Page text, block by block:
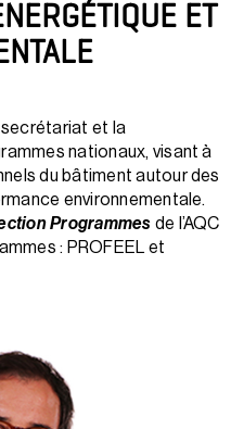
ET
secrétariat et la
nationaux, visant à
du bâtiment autour des
environnementale.
Programmes de l’AQC
: PROFEEL et